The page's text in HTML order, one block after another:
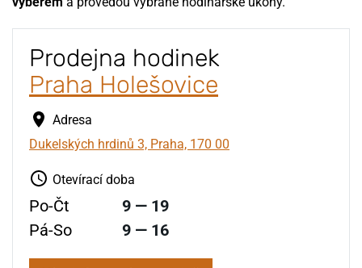
Prodejna hodinek
Praha Holešovice
Adresa
Dukelských hrdinů 3, Praha, 170 00
Otevírací doba
Po-Čt
9 — 19
Pá-So
9 — 16